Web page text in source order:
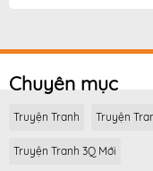
Chuyên mục
Truyện Tranh Truyện
Truyện Tranh 3Q Mới